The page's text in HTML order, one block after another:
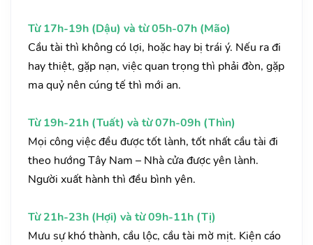
Từ 17h-19h (Dậu) và từ 05h-07h (Mão)
Cầu tài thì không có lợi, hoặc hay bị trái ý. Nếu ra đi
hay thiệt, gặp nạn, việc quan trọng thì phải đòn, gặp
ma quỷ nên cúng tế thì mới an.
Từ 19h-21h (Tuất) và từ 07h-09h (Thìn)
Mọi công việc đều được tốt lành, tốt nhất cầu tài đi
theo hướng Tây Nam – Nhà cửa được yên lành.
Người xuất hành thì đều bình yên.
Từ 21h-23h (Hợi) và từ 09h-11h (Tị)
Mưu sự khó thành, cầu lộc, cầu tài mờ mịt. Kiện cáo